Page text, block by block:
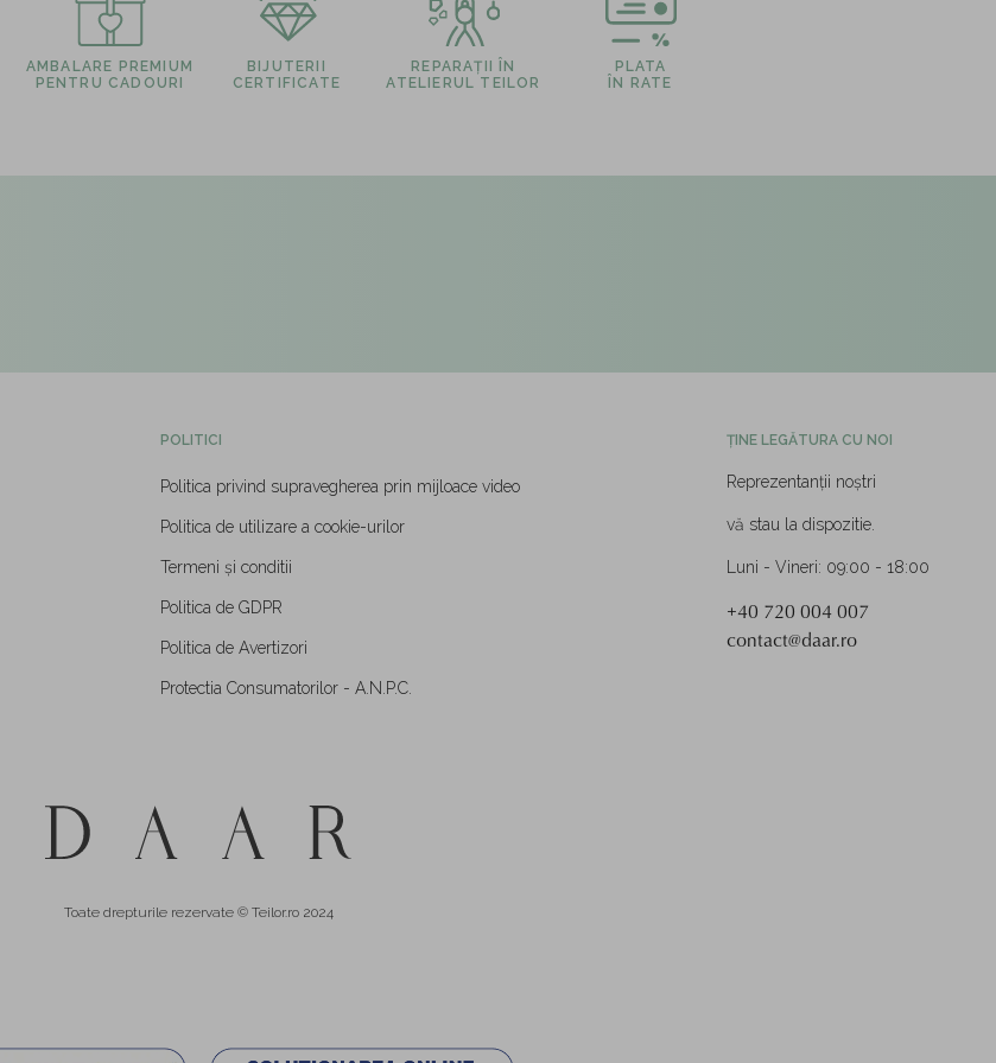
AMBALARE PREMIUM
PENTRU CADOURI
BIJUTERII
CERTIFICATE
REPARAȚII ÎN
ATELIERUL TEILOR
PLATA
ÎN RATE
POLITICI
Politica privind supravegherea prin mijloace video
Politica de utilizare a cookie-urilor
Termeni și conditii
Politica de GDPR
Politica de Avertizori
Protectia Consumatorilor - A.N.P.C.
ȚINE LEGĂTURA CU NOI
Reprezentanții noștri
vă stau la dispozitie.
Luni - Vineri: 09:00 - 18:00
+40 720 004 007
contact@daar.ro
Toate drepturile rezervate © Teilor.ro 2024